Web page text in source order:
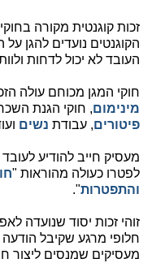
זכות קוגנטית מקורה
הקוגנטים נועדים להגן
העובד לא יכול לדחות
חוקי המגן מכוחם עולה
מינימום, חוקי הגנת
פיטורים, עבודת נשים
מעסיק חייב להודיע
לפטרו כעולה מהוראות "
והתפטרות".
זוהי זכות יסוד שנועדה
חלופי מרגע שקיבל הודעה
מעסיקים שמנסים ליצור